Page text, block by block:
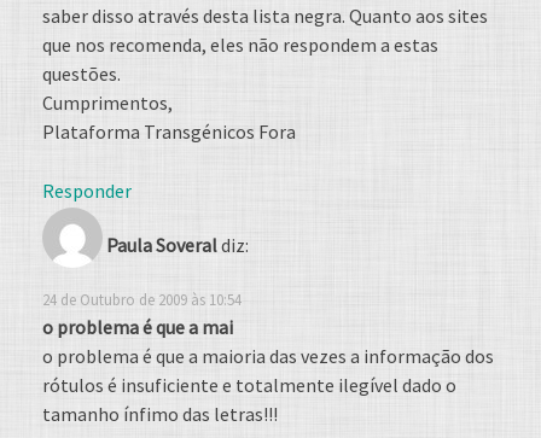
saber disso através desta lista negra. Quanto aos sites
que nos recomenda, eles não respondem a estas
questões.
Cumprimentos,
Plataforma Transgénicos Fora
Responder
Paula Soveraldiz:
24 de Outubro de 2009 às 10:54
o problema é que a mai
o problema é que a maioria das vezes a informação dos
rótulos é insuficiente e totalmente ilegível dado o
tamanho ínfimo das letras!!!